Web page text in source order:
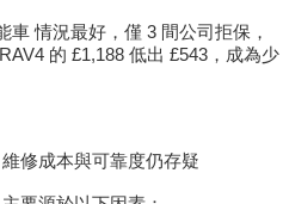
情況最好，僅 3 間公司拒保，
的 £1,188 低出 £543，成為少
修成本與可靠度仍存疑